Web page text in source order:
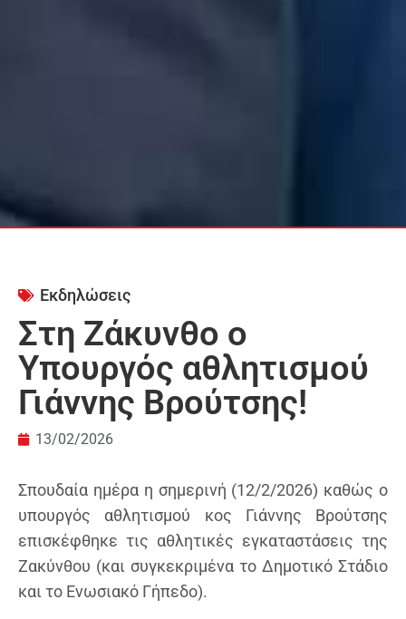
Εκδηλώσεις
Στη Ζάκυνθο ο
Υπουργός αθλητισμού
Γιάννης Βρούτσης!
13/02/2026
Σπουδαία ημέρα η σημερινή (12/2/2026) καθώς ο
υπουργός αθλητισμού κος Γιάννης Βρούτσης
επισκέφθηκε τις αθλητικές εγκαταστάσεις της
Ζακύνθου (και συγκεκριμένα το Δημοτικό Στάδιο
και το Ενωσιακό Γήπεδο).